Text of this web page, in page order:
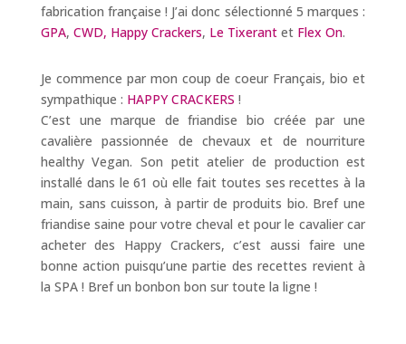
fabrication française ! J’ai donc sélectionné 5 marques :
GPA, CWD, Happy Crackers, Le Tixerantet Flex On.
Je commence par mon coup de coeur Français, bio et
sympathique : HAPPY CRACKERS !
C’est une marque de friandise bio créée par une
cavalière passionnée de chevaux et de nourriture
healthy Vegan. Son petit atelier de production est
installé dans le 61 où elle fait toutes ses recettes à la
main, sans cuisson, à partir de produits bio. Bref une
friandise saine pour votre cheval et pour le cavalier car
acheter des Happy Crackers, c’est aussi faire une
bonne action puisqu’une partie des recettes revient à
la SPA ! Bref un bonbon bon sur toute la ligne !